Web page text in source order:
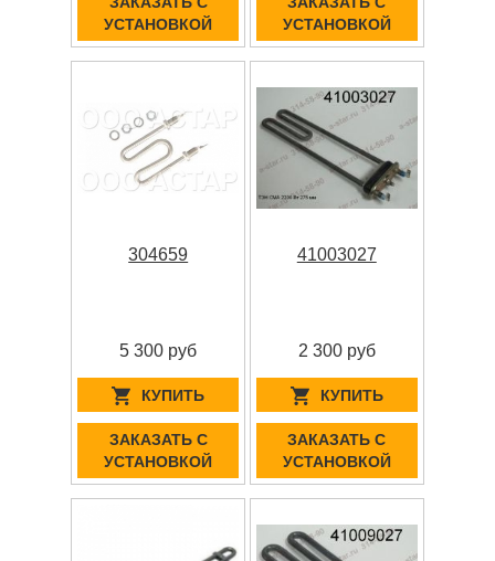
УСТАНОВКОЙ
УСТАНОВКОЙ
304659
5 300 руб
КУПИТЬ
ЗАКАЗАТЬ С
УСТАНОВКОЙ
41003027
2 300 руб
КУПИТЬ
ЗАКАЗАТЬ С
УСТАНОВКОЙ